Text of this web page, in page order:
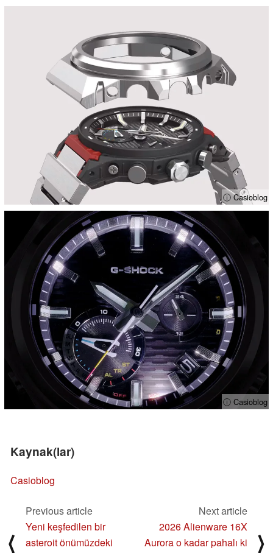
ⓘ Casioblog
ⓘ Casioblog
Kaynak(lar)
Casioblog
⟨
Previous article
Yeni keşfedilen bir
asteroit önümüzdeki
Next article
2026 Alienware 16X
Aurora o kadar pahalı ki
⟩